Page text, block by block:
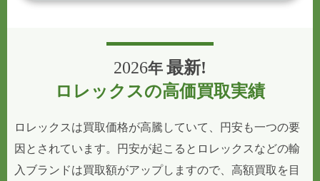
2026年 最新!
ロレックスの高価買取実績
ロレックスは買取価格が高騰していて、円安も一つの要
因とされています。円安が起こるとロレックスなどの輸
入ブランドは買取額がアップしますので、高額買取を目